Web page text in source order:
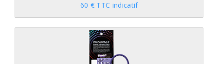
60 € TTC indicatif